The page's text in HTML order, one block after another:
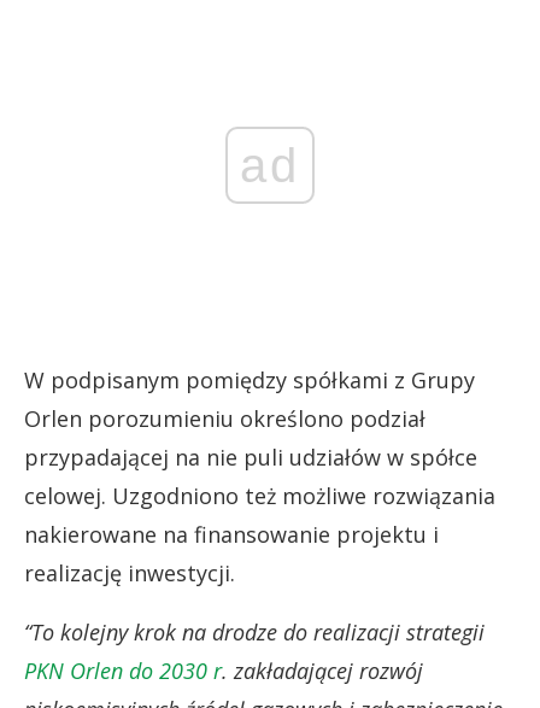
ad
W podpisanym pomiędzy spółkami z Grupy
Orlen porozumieniu określono podział
przypadającej na nie puli udziałów w spółce
celowej. Uzgodniono też możliwe rozwiązania
nakierowane na finansowanie projektu i
realizację inwestycji.
“To kolejny krok na drodze do realizacji strategii
PKN Orlen do 2030 r. zakładającej rozwój